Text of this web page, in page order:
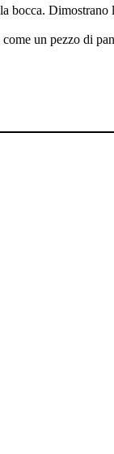
bocca. Dimostrano
un pezzo di